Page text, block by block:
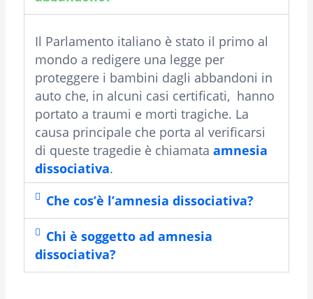
Il Parlamento italiano è stato il primo al
mondo a redigere una legge per
proteggere i bambini dagli abbandoni in
auto che, in alcuni casi certificati, hanno
portato a traumi e morti tragiche. La
causa principale che porta al verificarsi
di queste tragedie è chiamata amnesia
dissociativa.
Che cos’è l’amnesia dissociativa?
Chi è soggetto ad amnesia
dissociativa?